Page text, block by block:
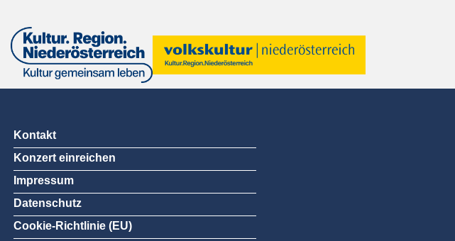
Kontakt
Konzert einreichen
Impressum
Datenschutz
Cookie-Richtlinie (EU)